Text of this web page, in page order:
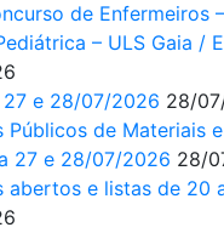
de Enfermeiros
– ULS Gaia /
e 28/07/2026 28/
Públicos de Materiais
27 e 28/07/2026 28/
abertos e listas de 20